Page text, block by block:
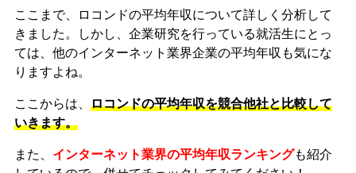
ここまで、ロコンドの平均年収について詳しく分析して
きました。しかし、企業研究を行っている就活生にとっ
ては、他のインターネット業界企業の平均年収も気にな
りますよね。
ここからは、 ロコンドの平均年収を競合他社と比較して
いきます。
また、 インターネット業界の平均年収ランキングも紹介